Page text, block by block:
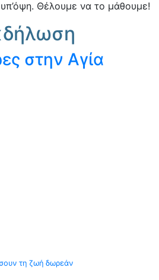
Θέλουμε να το μάθουμε!
στην Αγία
τη ζωή δωρεάν